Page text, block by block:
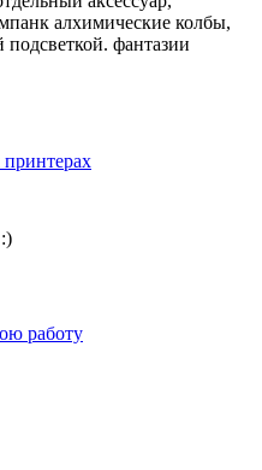
алхимические колбы,
фантазии
работу